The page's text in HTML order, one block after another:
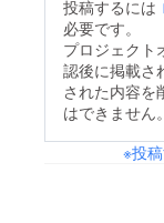
投稿するには
必要です。
プロジェクト
認後に掲載さ
された内容を
はできません。
※投